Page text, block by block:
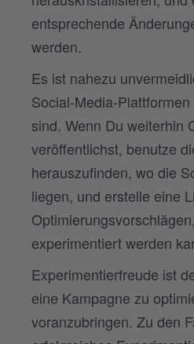
entsprechende
werden.
Es ist nahezu
Social-Media-
sind. Wenn Du weiterhin
veröffentlichst, benutze
herauszufinden, wo die
liegen, und erstelle eine
experimentiert werden
Experimentierfreude ist
eine Kampagne zu
voranzubringen. Zu den